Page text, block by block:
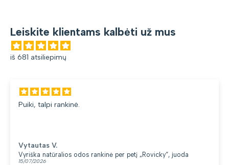
Leiskite klientams kalbėti už mus
iš 681 atsiliepimų
Puiki, talpi rankinė.
Vytautas V.
Vyriška natūralios odos rankinė per petį „Rovicky“, juoda
15/07/2026